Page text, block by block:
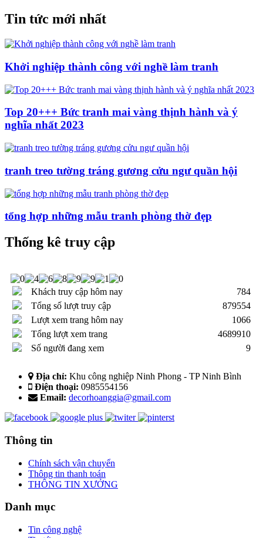
Tin tức mới nhất
Khởi nghiệp thành công với nghề làm tranh
Top 20+++ Bức tranh mai vàng thịnh hành và ý
nghĩa nhất 2023
tranh treo tường tráng gương cửu ngư quần hội
tổng hợp những mẫu tranh phòng thờ đẹp
Thống kê truy cập
Khách truy cập hôm nay
784
Tổng số lượt truy cập
879554
Lượt xem trang hôm nay
1066
Tổng lượt xem trang
4689910
Số người đang xem
9
Địa chỉ: Khu công nghiệp Ninh Phong - TP Ninh Bình
Điện thoại: 0985554156
Email: decorhoanggia@gmail.com
Thông tin
Chính sách vận chuyển
Thông tin thanh toán
THÔNG TIN XƯỞNG
Danh mục
Tin công nghệ